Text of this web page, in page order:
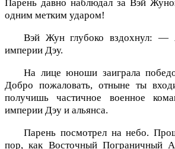
Парень давно наблюдал за Вэй
одним метким ударом!
Вэй Жун глубоко вздохнул: —
империи Дэу.
На лице юноши заиграла
Добро пожаловать, отныне ты
получишь частичное военное
империи Дэу и альянса.
Парень посмотрел на небо.
пор, как Восточный Пограничный